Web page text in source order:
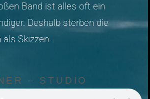
Band ist alles oft ein
Deshalb sterben die
Skizzen.
– STUDIO